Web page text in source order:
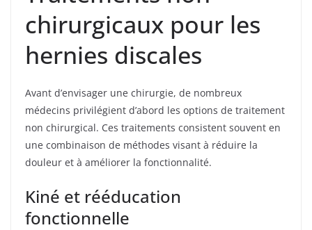
chirurgicaux pour les
hernies discales
Avant d’envisager une chirurgie, de nombreux
médecins privilégient d’abord les options de traitement
non chirurgical. Ces traitements consistent souvent en
une combinaison de méthodes visant à réduire la
douleur et à améliorer la fonctionnalité.
Kiné et rééducation
fonctionnelle